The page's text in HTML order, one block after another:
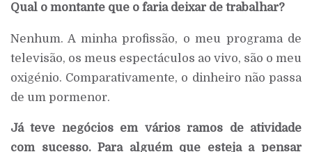
Qual o montante que o faria deixar de trabalhar?
Nenhum. A minha profissão, o meu programa de
televisão, os meus espectáculos ao vivo, são o meu
oxigénio. Comparativamente, o dinheiro não passa
de um pormenor.
Já teve negócios em vários ramos de atividade
com sucesso. Para alguém que esteja a pensar